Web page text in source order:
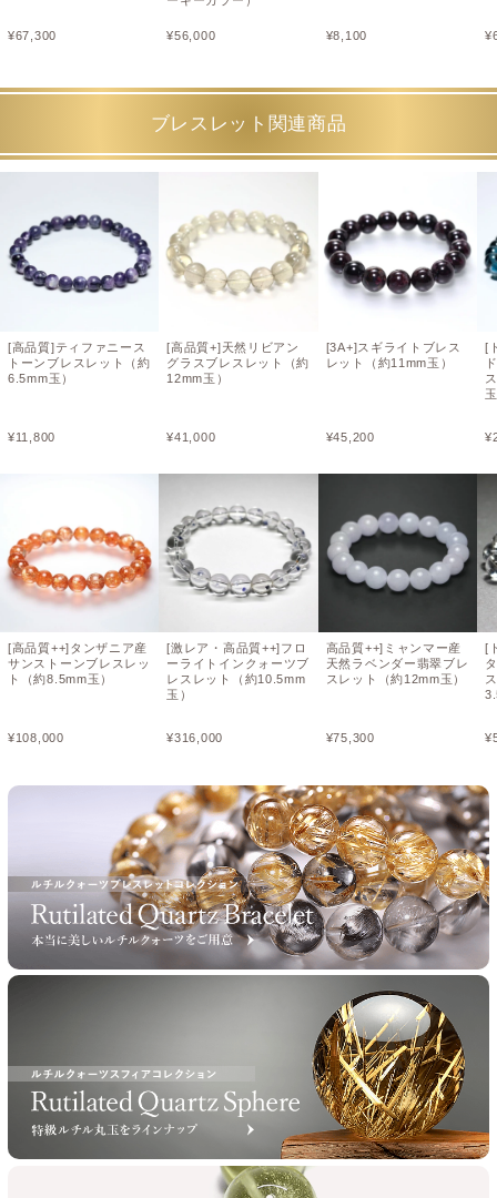
¥67,300 ¥56,000 ¥8,100 ¥
ブレスレット関連商品
[高品質]ティファニース
トーンブレスレット（約
6.5mm玉）
¥11,800
[高品質++]タンザニア産
サンストーンブレスレッ
ト（約8.5mm玉）
¥108,000
[高品質+]天然リビアン
グラスブレスレット（約
12mm玉）
¥41,000
[激レア・高品質++]フロ
ーライトインクォーツブ
レスレット（約10.5mm
玉）
¥316,000
[3A+]スギライトブレス
レット（約11mm玉）
¥45,200
高品質++]ミャンマー産
天然ラベンダー翡翠ブレ
スレット（約12mm玉）
¥75,300
[
¥
[
¥